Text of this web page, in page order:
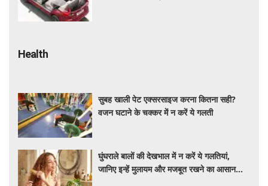
Health
सुबह खाली पेट एक्सरसाइज करना कितना सही?
वजन घटाने के चक्कर में न करें ये गलती
घुंघराले बालों की देखभाल में न करें ये गलतियां,
जानिए इन्हें मुलायम और मजबूत रखने का आसान